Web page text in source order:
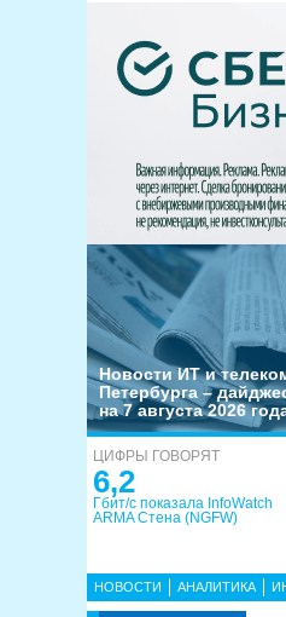
Новости ИТ и
Петербурга –
на 7 августа 2026
ЦИФРЫ ГОВОРЯТ
6,2
Гбит/с показала InfoWatch
ARMA Стена (NGFW)
НОВОСТИ АНАЛИТИКА